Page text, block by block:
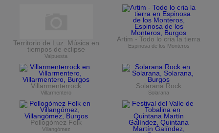
Territorio de Luz. Música en
tiempos de eclipse
Valpuesta
Artim - Todo lo cria la tierra
Espinosa de los Monteros
Villarmenterrock
Villarmentero
Solarana Rock
Solarana
Pollogómez Folk
Villangómez